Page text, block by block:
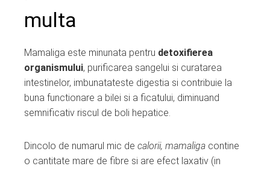
multa
Mamaliga este minunata pentru detoxifierea
organismului, purificarea sangelui si curatarea
intestinelor, imbunatateste digestia si contribuie la
buna functionare a bilei si a ficatului, diminuand
semnificativ riscul de boli hepatice.
Dincolo de numarul mic de calorii, mamaliga contine
o cantitate mare de fibre si are efect laxativ (in